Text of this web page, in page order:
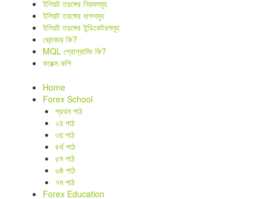
ইলিয়ট তরঙ্গের নিয়মসমূহ
ইলিয়ট তরঙ্গের ধাপসমূহ
ইলিয়ট তরঙ্গের ইন্ডিকেটরসমূহ
ব্রোকার কি?
MQL প্রোগ্রামিং কি?
ফরেক্স কপি
Home
Forex School
প্রথম পাঠ
২য় পাঠ
৩য় পাঠ
৪র্থ পাঠ
৫ম পাঠ
৬ষ্ঠ পাঠ
৭ম পাঠ
Forex Education